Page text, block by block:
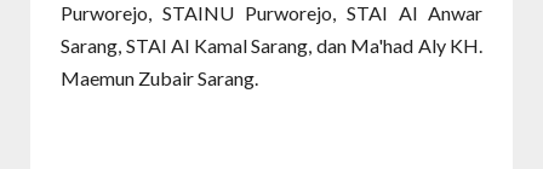
Purworejo, STAINU Purworejo, STAI Al Anwar
Sarang, STAI Al Kamal Sarang, dan Ma'had Aly KH.
Maemun Zubair Sarang.